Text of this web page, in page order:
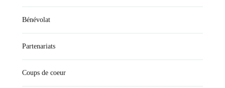
Bénévolat
Partenariats
Coups de coeur